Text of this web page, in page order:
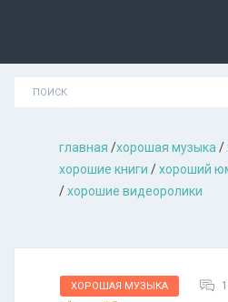
главная /хорошая музыкa /
хорошие книги /хороший
/хорошие видеоролики
ХОРОШАЯ МУЗЫКА